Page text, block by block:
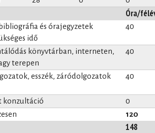
Óra/
148
és órajegyzetek
idő
40
könyvtárban, interneten,
terepen
40
esszék, záródolgozatok
40
konzultáció
0
120